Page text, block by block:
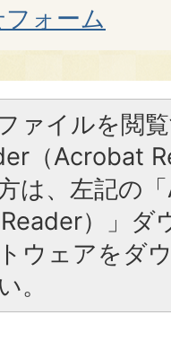
ォーム
ァイルを閲
（Acrobat
は、左記の
）」ダ
ウェアをダ
。